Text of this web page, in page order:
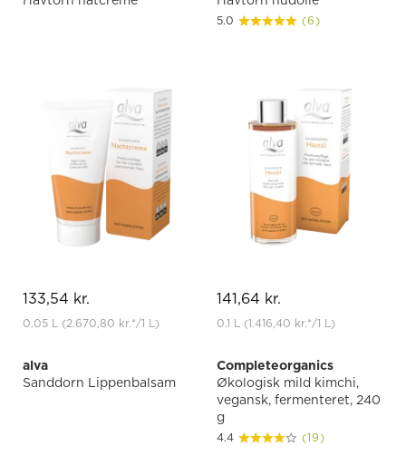
133,54 kr.
0.05 L (2.670,80 kr.*/1 L)
5.0 (6)
141,64 kr.
0.1 L (1.416,40 kr.*/1 L)
alva
Sanddorn Lippenbalsam
Completeorganics
Økologisk mild kimchi,
vegansk, fermenteret, 240
g
4.4 (19)